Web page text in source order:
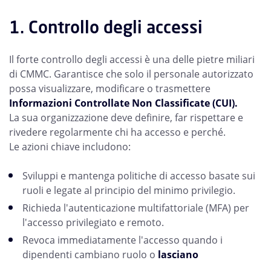
1. Controllo degli accessi
Il forte controllo degli accessi è una delle pietre miliari
di CMMC. Garantisce che solo il personale autorizzato
possa visualizzare, modificare o trasmettere
Informazioni Controllate Non Classificate (CUI).
La sua organizzazione deve definire, far rispettare e
rivedere regolarmente chi ha accesso e perché.
Le azioni chiave includono:
Sviluppi e mantenga politiche di accesso basate sui
ruoli e legate al principio del minimo privilegio.
Richieda l'autenticazione multifattoriale (MFA) per
l'accesso privilegiato e remoto.
Revoca immediatamente l'accesso quando i
dipendenti cambiano ruolo o lasciano